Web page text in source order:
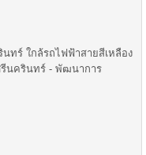
ทร์ ใกล้รถไฟฟ้าสายสีเหลือง
รีนครินทร์ - พัฒนาการ